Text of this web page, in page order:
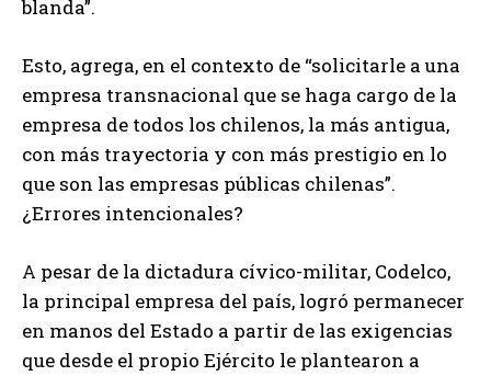
blanda”.
Esto, agrega, en el contexto de “solicitarle a una
empresa transnacional que se haga cargo de la
empresa de todos los chilenos, la más antigua,
con más trayectoria y con más prestigio en lo
que son las empresas públicas chilenas”.
¿Errores intencionales?
A pesar de la dictadura cívico-militar, Codelco,
la principal empresa del país, logró permanecer
en manos del Estado a partir de las exigencias
que desde el propio Ejército le plantearon a